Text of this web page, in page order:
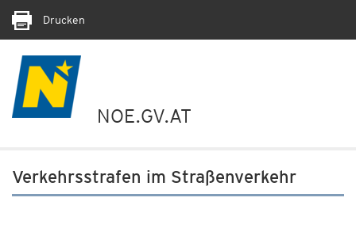
Drucken
NOE.GV.AT
Verkehrsstrafen im Straßenverkehr